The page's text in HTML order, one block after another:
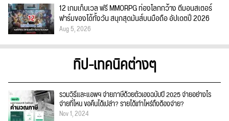
12 เกมเก็บเวล ฟรี MMORPG ท่องโลกกว้าง ตีมอนสเตอร์
ฟาร์มของได้ทั้งวัน สนุกสุดมันส์บนมือถือ อัปเดตปี 2026
Aug 5, 2026
ทิป-เทคนิคต่างๆ
รวมวิธีและแอพฯ จ่ายภาษีด้วยตัวเองฉบับปี 2025 จ่ายอย่างไร
จ่ายที่ไหน ขอคืนได้เปล่า? รายได้เท่าไหร่ถึงต้องจ่าย?
Nov 1, 2024